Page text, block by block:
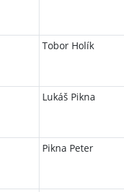
Tobor Holík
Lukáš Pikna
Pikna Peter